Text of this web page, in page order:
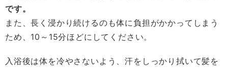
です。
また、長く浸かり続けるのも体に負担がかかってしまう
ため、10～15分ほどにしてください。
入浴後は体を冷やさないよう、汗をしっかり拭いて髪を